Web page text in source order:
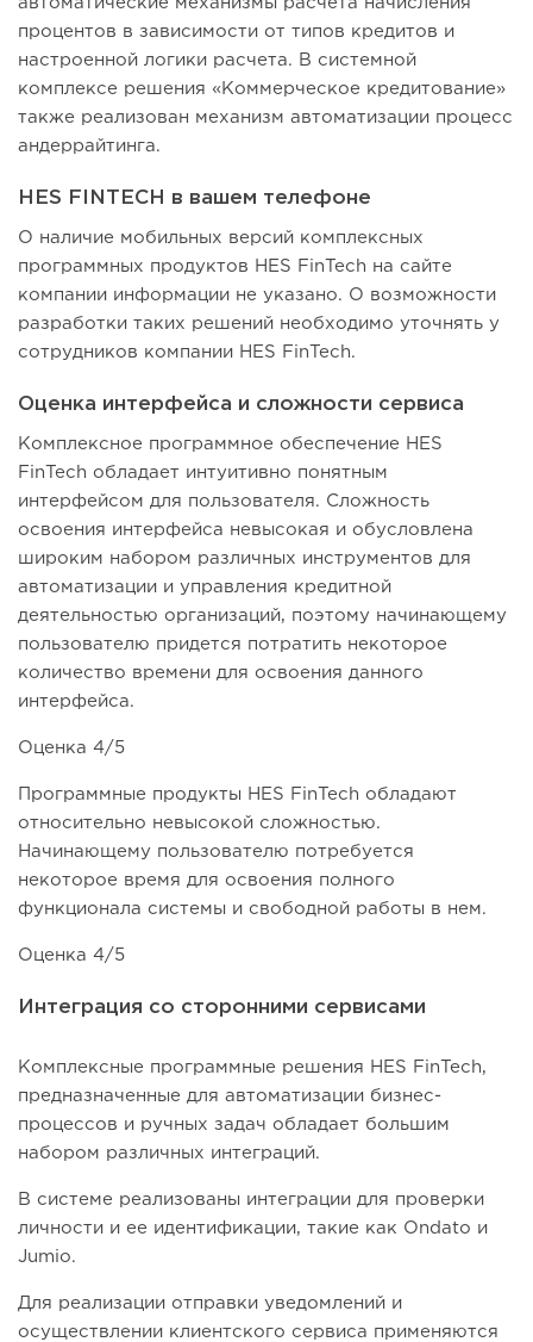
автоматические механизмы расчета начисления
процентов в зависимости от типов кредитов и
настроенной логики расчета. В системной
комплексе решения «Коммерческое кредитование»
также реализован механизм автоматизации процесс
андеррайтинга.
HES FINTECH в вашем телефоне
О наличие мобильных версий комплексных
программных продуктов HES FinTech на сайте
компании информации не указано. О возможности
разработки таких решений необходимо уточнять у
сотрудников компании HES FinTech.
Оценка интерфейса и сложности сервиса
Комплексное программное обеспечение HES
FinTech обладает интуитивно понятным
интерфейсом для пользователя. Сложность
освоения интерфейса невысокая и обусловлена
широким набором различных инструментов для
автоматизации и управления кредитной
деятельностью организаций, поэтому начинающему
пользователю придется потратить некоторое
количество времени для освоения данного
интерфейса.
Оценка 4/5
Программные продукты HES FinTech обладают
относительно невысокой сложностью.
Начинающему пользователю потребуется
некоторое время для освоения полного
функционала системы и свободной работы в нем.
Оценка 4/5
Интеграция со сторонними сервисами
Комплексные программные решения HES FinTech,
предназначенные для автоматизации бизнес-
процессов и ручных задач обладает большим
набором различных интеграций.
В системе реализованы интеграции для проверки
личности и ее идентификации, такие как Ondato и
Jumio.
Для реализации отправки уведомлений и
осуществлении клиентского сервиса применяются